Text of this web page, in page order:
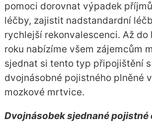
pomoci dorovnat výpadek
léčby, zajistit nadstandardní
rychlejší rekonvalescenci. Až do
roku nabízíme všem zájemcům
sjednat si tento typ připojištění
dvojnásobné pojistného plněné
mozkové mrtvice.
Dvojnásobek sjednané pojistné